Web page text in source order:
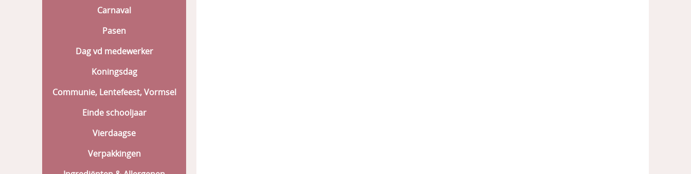
Carnaval
Pasen
Dag vd medewerker
Koningsdag
Communie, Lentefeest, Vormsel
Einde schooljaar
Vierdaagse
Verpakkingen